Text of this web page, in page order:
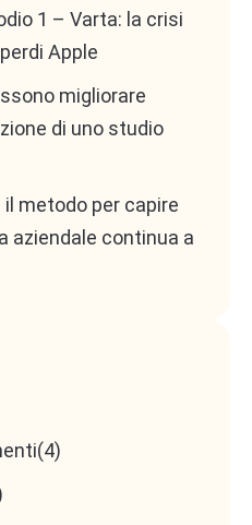
fino al bilancio di
aggiornamento costante
online
portali Entratel,
delle Entrate.
per evidenziare
ai clienti.
1 – Varta: la crisi
Apple
migliorare
di uno studio
il metodo per capire
aziendale continua a
(4)